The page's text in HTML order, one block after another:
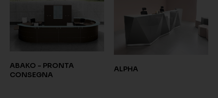
ABAKO - PRONTA
CONSEGNA
ALPHA